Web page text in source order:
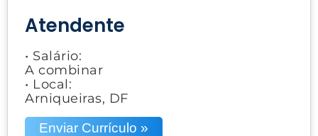
Atendente
• Salário:
A combinar
• Local:
Arniqueiras, DF
Enviar Currículo »